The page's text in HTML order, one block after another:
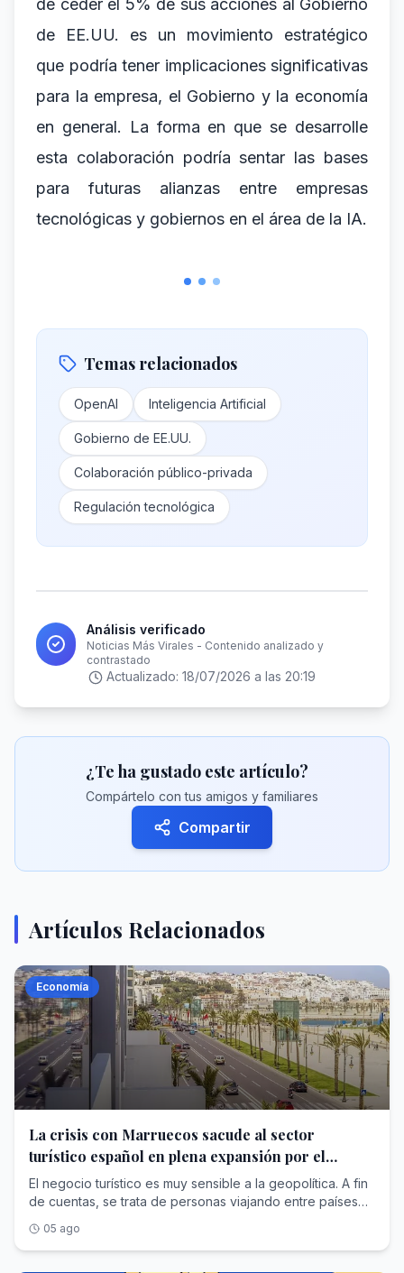
de ceder el 5% de sus acciones al Gobierno
de EE.UU. es un movimiento estratégico
que podría tener implicaciones significativas
para la empresa, el Gobierno y la economía
en general. La forma en que se desarrolle
esta colaboración podría sentar las bases
para futuras alianzas entre empresas
tecnológicas y gobiernos en el área de la IA.
Temas relacionados
OpenAI Inteligencia Artificial
Gobierno de EE.UU.
Colaboración público-privada
Regulación tecnológica
Análisis verificado
Noticias Más Virales - Contenido analizado y
contrastado
Actualizado: 18/07/2026 a las 20:19
¿Te ha gustado este artículo?
Compártelo con tus amigos y familiares
Compartir
Artículos Relacionados
Economía
La crisis con Marruecos sacude al sector
turístico español en plena expansión por el
Mundial de 2030
El negocio turístico es muy sensible a la geopolítica. A fin
de cuentas, se trata de personas viajando entre países
adversas. En este contexto, algunas de las principales
cadenas hoteleras españolas, así como touroperadores y
05 ago